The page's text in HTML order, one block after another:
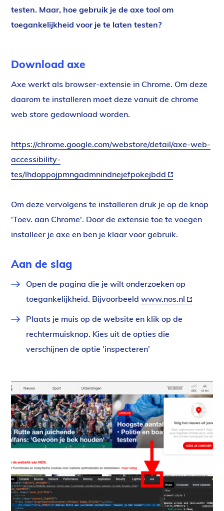
testen. Maar, hoe gebruik je de axe tool om
toegankelijkheid voor je te laten testen?
Download axe
Axe werkt als browser-extensie in Chrome. Om deze
daarom te installeren moet deze vanuit de chrome
web store gedownload worden.
https://chrome.google.com/webstore/detail/axe-web-
accessibility-
tes/lhdoppojpmngadmnindnejefpokejbdd (externe
Om deze vervolgens te installeren druk je op de knop
'Toev. aan Chrome'. Door de extensie toe te voegen
installeer je axe en ben je klaar voor gebruik.
Aan de slag
Open de pagina die je wilt onderzoeken op
toegankelijkheid. Bijvoorbeeldwww.nos.nl (externe
Plaats je muis op de website en klik op de
rechtermuisknop. Kies uit de opties die
verschijnen de optie 'inspecteren'